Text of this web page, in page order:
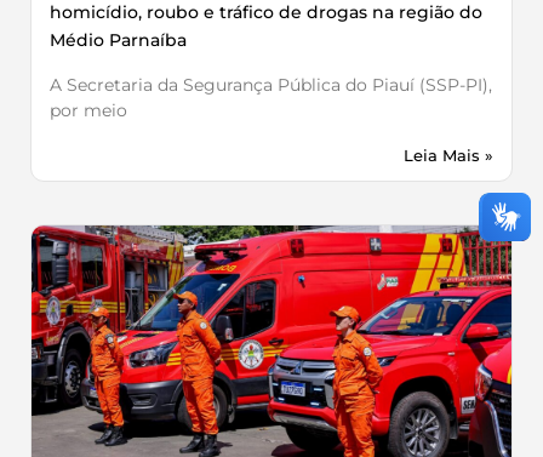
homicídio, roubo e tráfico de drogas na região do
Médio Parnaíba
A Secretaria da Segurança Pública do Piauí (SSP-PI),
por meio
Leia Mais »